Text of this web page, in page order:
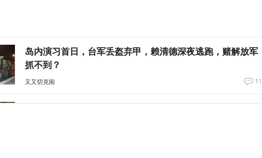
岛内演习首日，台军丢盔弃甲，赖清德深夜逃跑，赌解放军
抓不到？
又又切克闹 11